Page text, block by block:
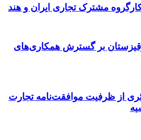
مشترک تجاری ایران و هند
بر گسترش همکاری‌های
از ظرفیت موافقت‌نامه تجارت